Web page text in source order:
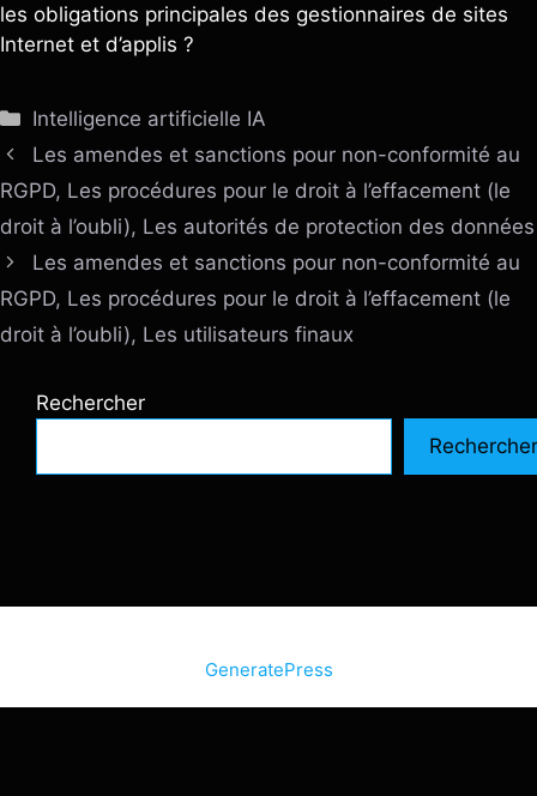
les obligations principales des gestionnaires de sites
Internet et d’applis ?
Catégories
Intelligence artificielle IA
Les amendes et sanctions pour non-conformité au
RGPD, Les procédures pour le droit à l’effacement (le
droit à l’oubli), Les autorités de protection des données
Les amendes et sanctions pour non-conformité au
RGPD, Les procédures pour le droit à l’effacement (le
droit à l’oubli), Les utilisateurs finaux
Rechercher
Rechercher
GeneratePress